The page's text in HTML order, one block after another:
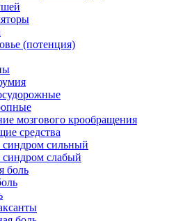
(потенция)
мозгового крообращения
средства
синдром сильный
синдром слабый
боль